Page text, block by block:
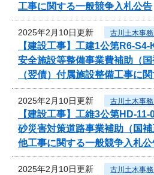
工事に関する一般競争入札公告
2025年2月10日更新 古川土木事
【建設工事】工建1公第R6-
安全施設等整備事業費補助（
（翌債）付属施設整備工事に
2025年2月10日更新 古川土木事
【建設工事】工維3公第HD-
砂災害対策道路事業補助（国補
他工事に関する一般競争入札公
2025年2月10日更新 古川土木事